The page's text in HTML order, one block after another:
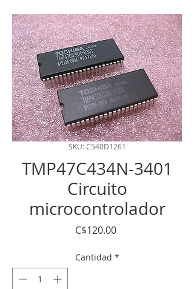
SKU: C540D1261
TMP47C434N-3401
Circuito
microcontrolador
C$120.00Precio
Cantidad *